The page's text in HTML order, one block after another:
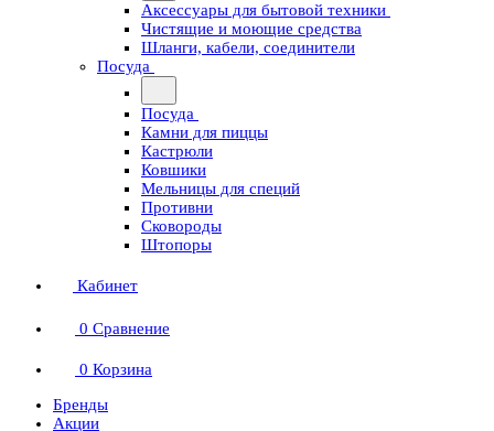
Аксессуары для бытовой техники
Чистящие и моющие средства
Шланги, кабели, соединители
Посуда
Посуда
Камни для пиццы
Кастрюли
Ковшики
Мельницы для специй
Противни
Сковороды
Штопоры
Кабинет
0 Сравнение
0 Корзина
Бренды
Акции